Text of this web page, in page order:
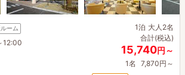
ーム
12:00
1泊 大人2名
合計(税込)
15,740円～
1名 7,870円～